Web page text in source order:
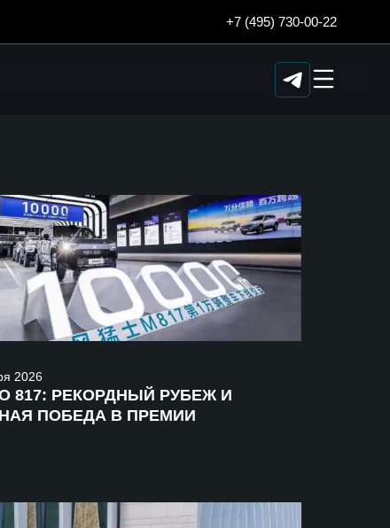
+7 (495) 730-00-22
2026
817: РЕКОРДНЫЙ РУБЕЖ И
ПОБЕДА В ПРЕМИИ